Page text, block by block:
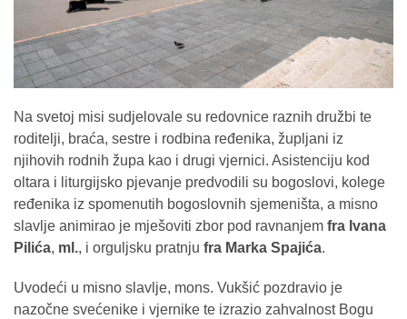
Na svetoj misi sudjelovale su redovnice raznih družbi te
roditelji, braća, sestre i rodbina ređenika, župljani iz
njihovih rodnih župa kao i drugi vjernici. Asistenciju kod
oltara i liturgijsko pjevanje predvodili su bogoslovi, kolege
ređenika iz spomenutih bogoslovnih sjemeništa, a misno
slavlje animirao je mješoviti zbor pod ravnanjem fra Ivana
Pilića, ml., i orguljsku pratnju fra Marka Spajića.
Uvodeći u misno slavlje, mons. Vukšić pozdravio je
nazočne svećenike i vjernike te izrazio zahvalnost Bogu